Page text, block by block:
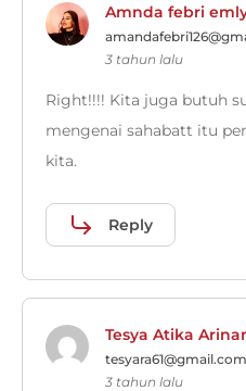
Amnda febri
3 tahun lalu
Right!!!! Kita juga butuh
mengenai sahabatt itu
kita.
Reply
Tesya Atika
tesyara61@gmail.com
3 tahun lalu